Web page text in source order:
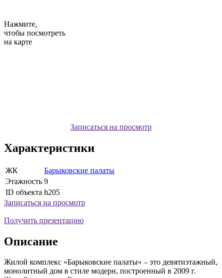
Нажмите,
чтобы посмотреть
на карте
Записаться на просмотр
Характеристики
ЖК
Барыковские палаты
Этажность 9
ID объекта h205
Записаться на просмотр
Получить презентацию
Описание
Жилой комплекс «Барыковские палаты» – это девятиэтажный,
монолитный дом в стиле модерн, построенный в 2009 г.